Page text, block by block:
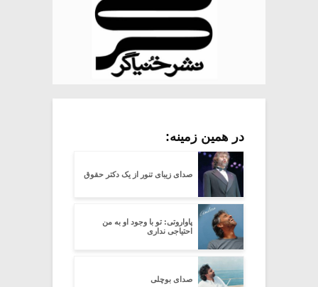
در همین زمینه:
صدای زیبای تنور از یک دکتر حقوق
پاواروتی: تو با وجود او به من
احتیاجی نداری
صدای بوچلی